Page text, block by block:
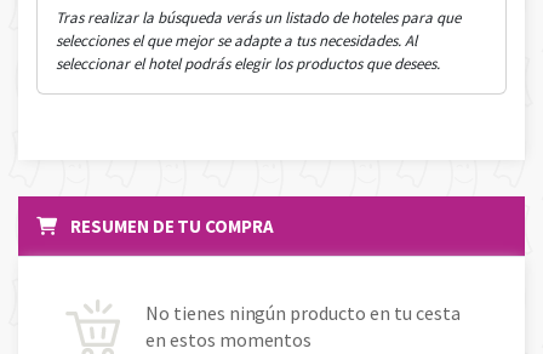
Tras realizar la búsqueda verás un listado de hoteles para que
selecciones el que mejor se adapte a tus necesidades. Al
seleccionar el hotel podrás elegir los productos que desees.
RESUMEN DE TU COMPRA
No tienes ningún producto en tu cesta
en estos momentos